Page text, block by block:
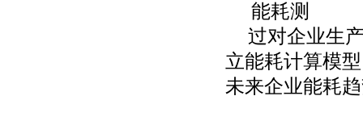
能耗测
过对企业生
立能耗计算模
未来企业能耗